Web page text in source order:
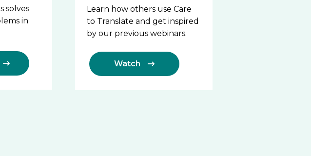
solves
in

Learn how others use Care
to Translate and get inspired
by our previous webinars.
Watch 